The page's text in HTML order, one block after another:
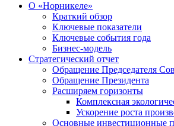
О «Норникеле»
Краткий обзор
Ключевые показатели
Ключевые события года
Бизнес-модель
Стратегический отчет
Обращение Председателя
Обращение Президента
Расширяем горизонты
Комплексная
Ускорение роста
Основные инвестиционные